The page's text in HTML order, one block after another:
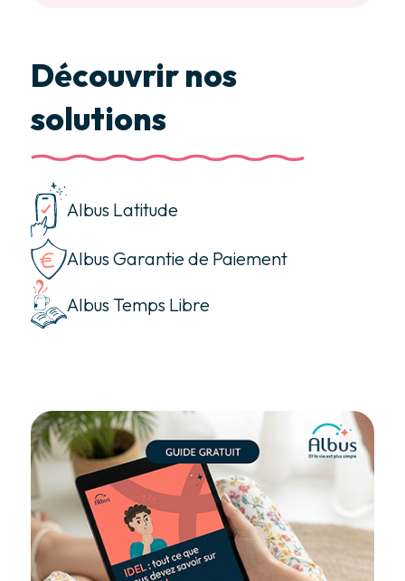
Découvrir nos
solutions
Albus Latitude
Albus Garantie de Paiement
Albus Temps Libre